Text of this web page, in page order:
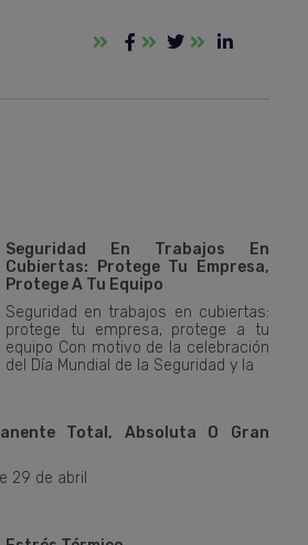
Seguridad En Trabajos En
Cubiertas: Protege Tu Empresa,
Protege A Tu Equipo
Seguridad en trabajos en cubiertas:
protege tu empresa, protege a tu
equipo Con motivo de la celebración
del Día Mundial de la Seguridad y la
Total, Absoluta O Gran
29 de abril